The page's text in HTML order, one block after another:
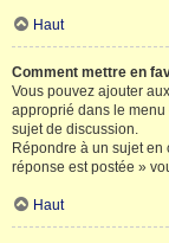
Haut
Comment mettre en
Vous pouvez ajouter
approprié dans le menu
sujet de discussion.
Répondre à un sujet en
réponse est postée »
Haut